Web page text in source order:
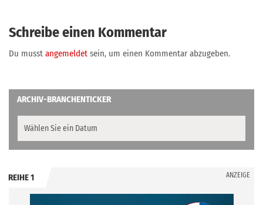
Schreibe einen Kommentar
Du musst angemeldet sein, um einen Kommentar abzugeben.
ARCHIV-BRANCHENTICKER
REIHE 1 ANZEIGE